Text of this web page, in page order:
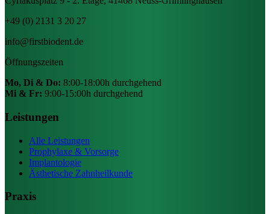
+49 (0) 2131 3 20 27
info@firstbiodent.de
Öffnungszeiten
Mo, Di & Do: 8:00-18:00h durchgehend
Mi & Fr: 9:00-15:00h durchgehend
Leistungen
Alle Leistungen
Prophylaxe & Vorsorge
Implantologie
Ästhetische Zahnheilkunde
Praxis